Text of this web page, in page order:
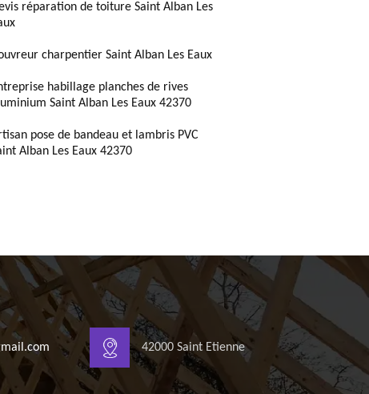
réparation de toiture Saint Alban Les
charpentier Saint Alban Les Eaux
habillage planches de rives
Saint Alban Les Eaux 42370
pose de bandeau et lambris PVC
Alban Les Eaux 42370
42000 Saint Etienne